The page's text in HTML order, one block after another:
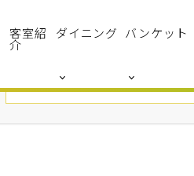
客室紹
介
ダイニング バンケット